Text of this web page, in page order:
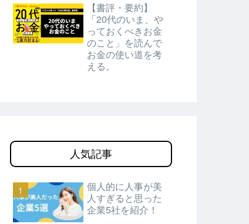
【書評・要約】
「20代のいま、や
っておくべきお金
のこと」を読んで
お金の使い道を考
える。
人気記事
個人的に人事が美
人すぎると思った
企業5社を紹介！